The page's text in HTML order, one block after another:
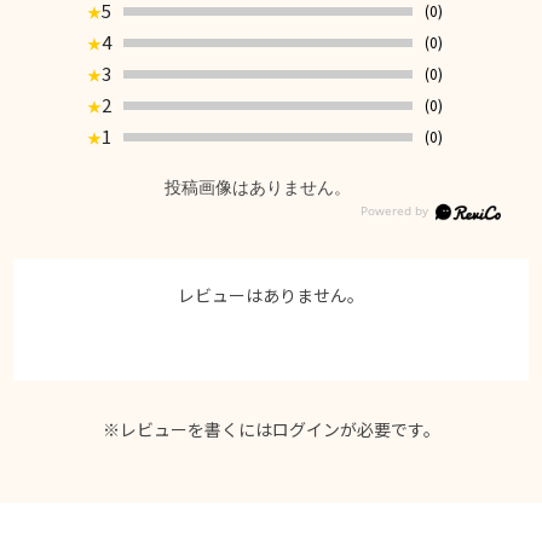
★5
(0)
★4
(0)
★3
(0)
★2
(0)
★1 (0)
投稿画像はありません。
レビューはありません。
※レビューを書くにはログインが必要です。